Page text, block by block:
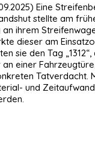
Eine
stellte am
ihrem
dieser am
sie den Tag
einer
Tatverdacht.
und